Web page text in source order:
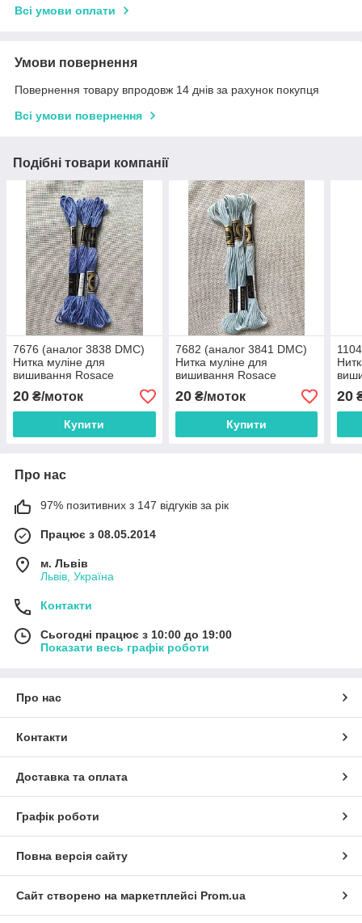
Всі умови оплати
Умови повернення
Повернення товару впродовж 14 днів за рахунок покупця
Всі умови повернення
Подібні товари компанії
7676 (аналог 3838 DMC)
Нитка муліне для
вишивання Rosace
20 ₴/моток
Купити
7682 (аналог 3841 DMC)
Нитка муліне для
вишивання Rosace
20₴/моток
Купити
20
Про нас
97% позитивних з 147 відгуків за рік
Працює з 08.05.2014
м. Львів
Львів, Україна
Контакти
Сьогодні працює з 10:00 до 19:00
Показати весь графік роботи
Про нас
Контакти
Доставка та оплата
Графік роботи
Повна версія сайту
Сайт створено на маркетплейсі Prom.ua